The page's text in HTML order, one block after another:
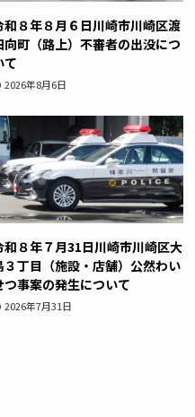
和８年８月６日川崎市川崎区渡
向町（路上）不審者の出没につ
て
2026年8月6日
和８年７月31日川崎市川崎区大
３丁目（施設・店舗）公然わい
つ事案の発生について
2026年7月31日